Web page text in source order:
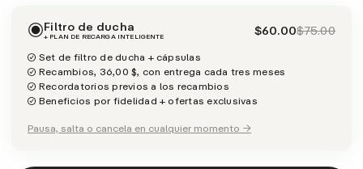
Filtro de ducha
+ PLAN DE RECARGA INTELIGENTE $60.00$75.00
Set de filtro de ducha + cápsulas
Recambios, 36,00 $, con entrega cada tres meses
Recordatorios previos a los recambios
Beneficios por fidelidad + ofertas exclusivas
Pausa, salta o cancela en cualquier momento →